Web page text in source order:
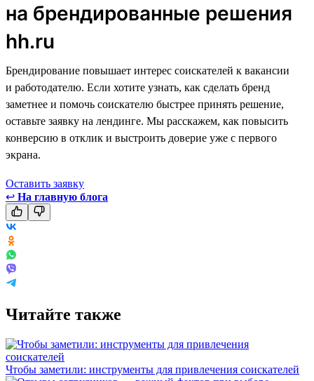
на брендированные решения
hh.ru
Брендирование повышает интерес соискателей к вакансии
и работодателю. Если хотите узнать, как сделать бренд
заметнее и помочь соискателю быстрее принять решение,
оставьте заявку на лендинге. Мы расскажем, как повысить
конверсию в отклик и выстроить доверие уже с первого
экрана.
Оставить заявку
↩ На главную блога
Читайте также
Чтобы заметили: инструменты для привлечения соискателей